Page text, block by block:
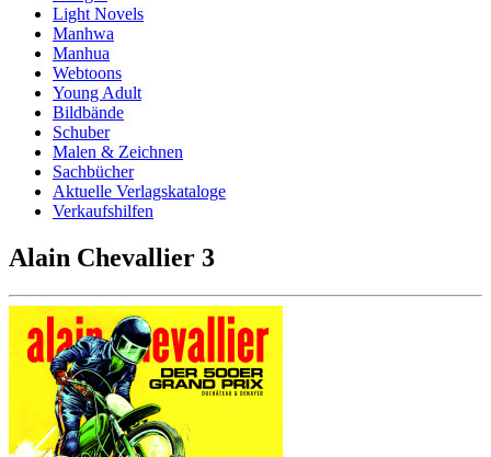
Light Novels
Manhwa
Manhua
Webtoons
Young Adult
Bildbände
Schuber
Malen & Zeichnen
Sachbücher
Aktuelle Verlagskataloge
Verkaufshilfen
Alain Chevallier 3